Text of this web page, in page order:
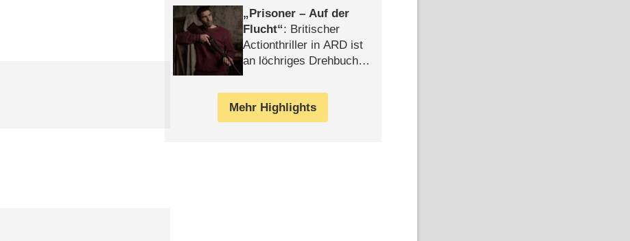
Prisoner – Auf der
Flucht : Britischer
Actionthriller in ARD ist
an löchriges Drehbuch
Mehr Highlights